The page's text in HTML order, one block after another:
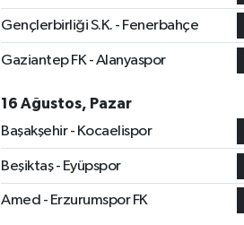
Gençlerbirliği S.K. - Fenerbahçe
Gaziantep FK - Alanyaspor
16 Ağustos, Pazar
Başakşehir - Kocaelispor
Beşiktaş - Eyüpspor
Amed - Erzurumspor FK